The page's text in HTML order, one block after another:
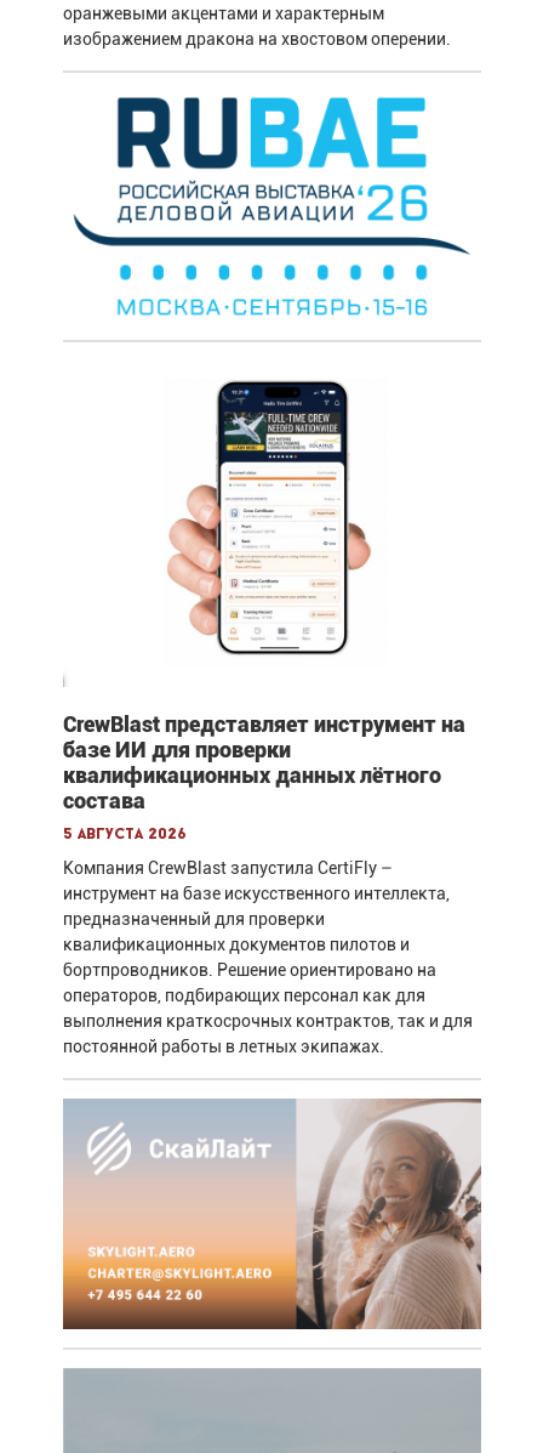
оранжевыми акцентами и характерным
изображением дракона на хвостовом оперении.
CrewBlast представляет инструмент на
базе ИИ для проверки
квалификационных данных лётного
состава
5 августа 2026
Компания CrewBlast запустила CertiFly –
инструмент на базе искусственного интеллекта,
предназначенный для проверки
квалификационных документов пилотов и
бортпроводников. Решение ориентировано на
операторов, подбирающих персонал как для
выполнения краткосрочных контрактов, так и для
постоянной работы в летных экипажах.